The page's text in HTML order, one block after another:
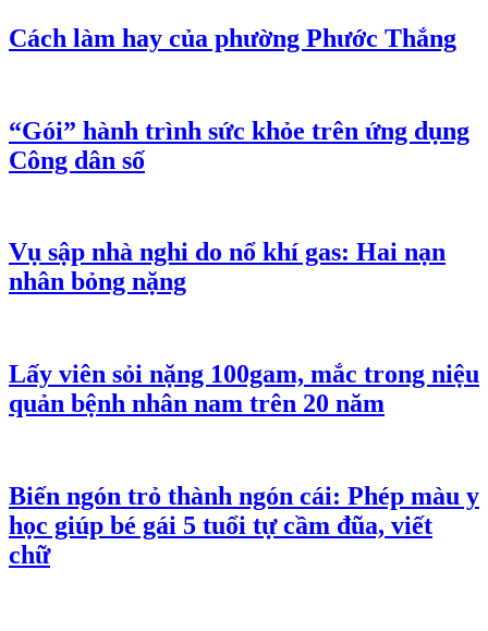
Cách làm hay của phường Phước Thắng
“Gói” hành trình sức khỏe trên ứng dụng
Công dân số
Vụ sập nhà nghi do nổ khí gas: Hai nạn
nhân bỏng nặng
Lấy viên sỏi nặng 100gam, mắc trong niệu
quản bệnh nhân nam trên 20 năm
Biến ngón trỏ thành ngón cái: Phép màu y
học giúp bé gái 5 tuổi tự cầm đũa, viết
chữ